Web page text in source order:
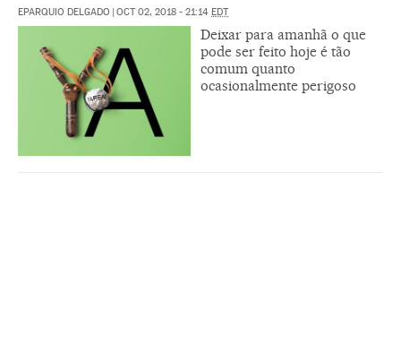
EPARQUIO DELGADO | OCT 02, 2018 - 21:14 EDT
Deixar para amanhã o que
pode ser feito hoje é tão
comum quanto
ocasionalmente perigoso